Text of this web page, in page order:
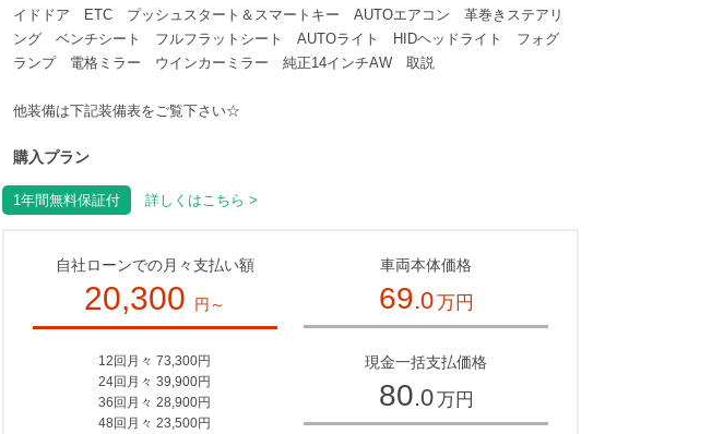
イドドア ETC プッシュスタート＆スマートキー AUTOエアコン 革巻きステアリ
ング ベンチシート フルフラットシート AUTOライト HIDヘッドライト フォグ
ランプ 電格ミラー ウインカーミラー 純正14インチAW 取説
他装備は下記装備表をご覧下さい☆
購入プラン
1年間無料保証付 詳しくはこちら >
自社ローンでの月々支払い額
20,300 円～
12回月々 73,300円
24回月々 39,900円
36回月々 28,900円
48回月々 23,500円
車両本体価格
69.0万円
現金一括支払価格
80.0万円